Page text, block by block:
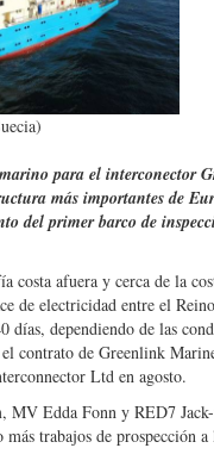
para el interconector
más importantes de
del primer barco de
costa afuera y cerca de la
de electricidad entre el
días, dependiendo de las
contrato de Greenlink
Ltd en agosto.
MV Edda Fonn y RED7
más trabajos de prospección